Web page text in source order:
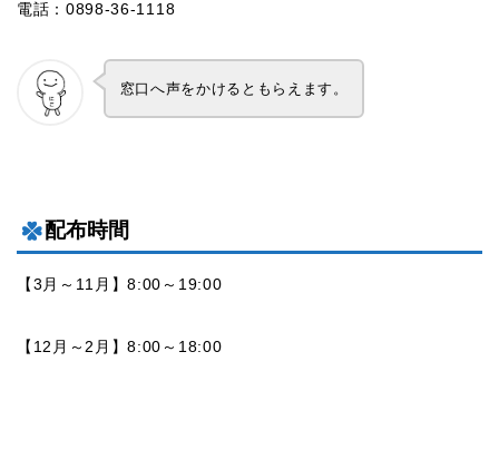
電話：0898-36-1118
窓口へ声をかけるともらえます。
配布時間
【3月～11月】8:00～19:00
【12月～2月】8:00～18:00